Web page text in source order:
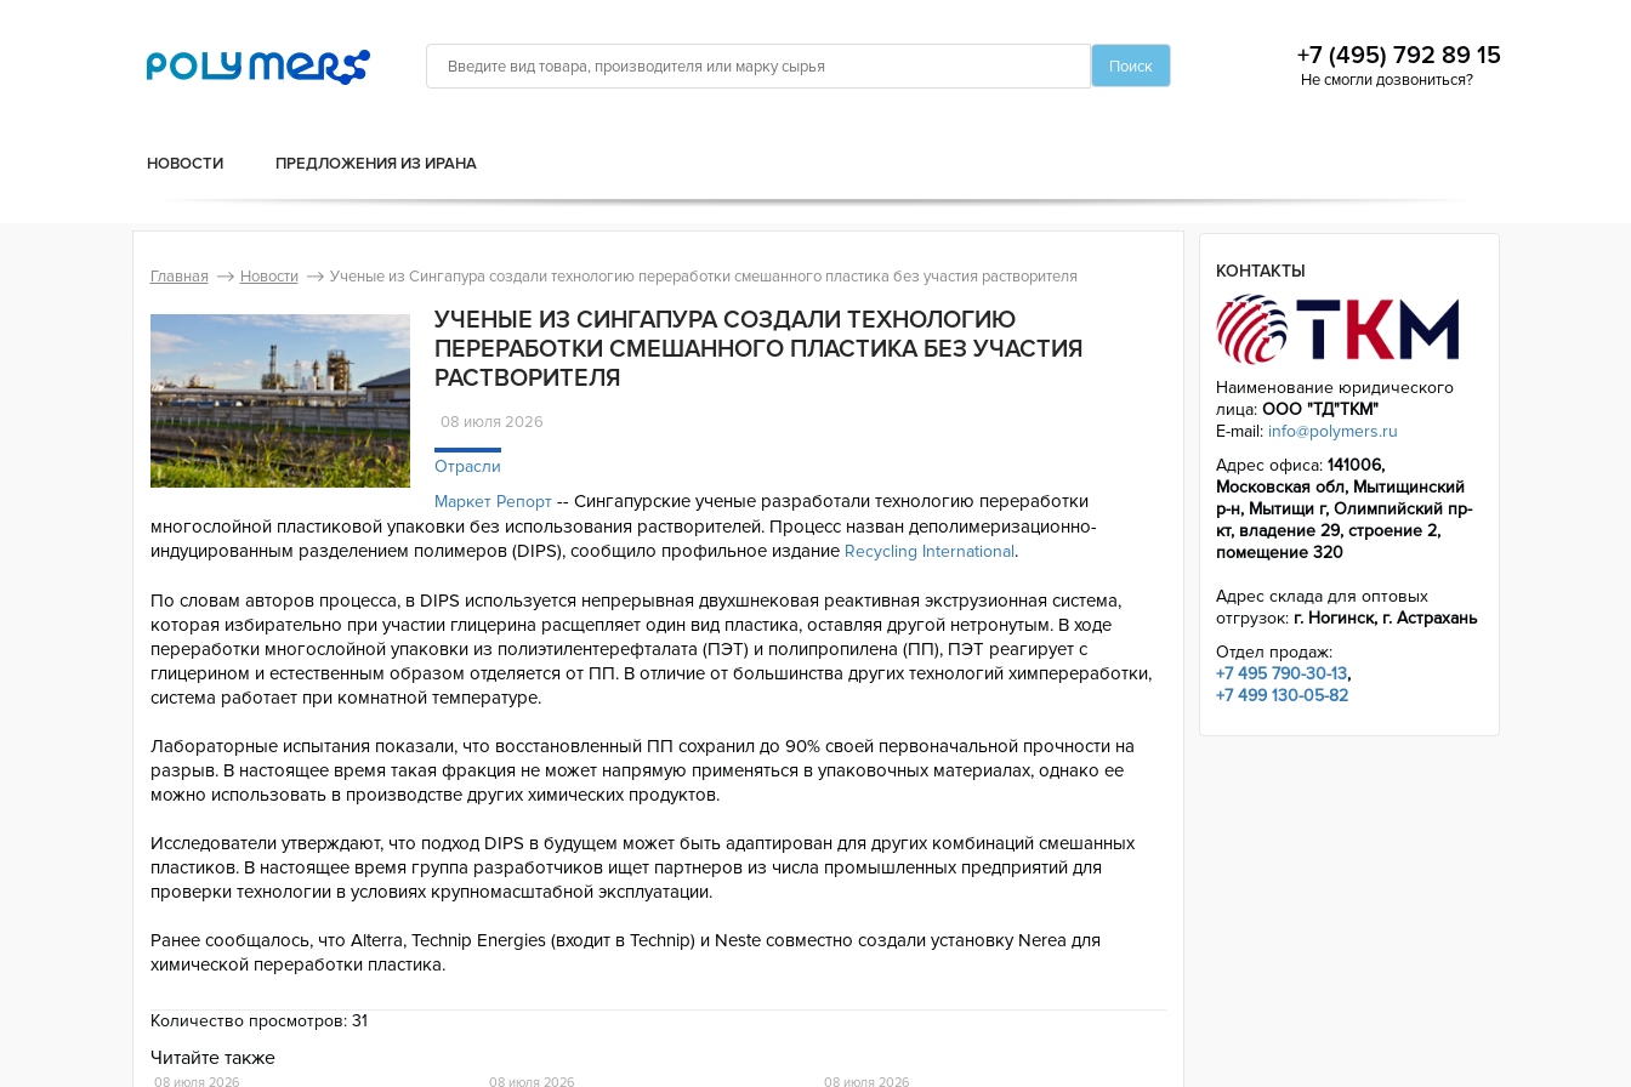
+7 (495) 792 89 15
Не смогли дозвониться?
НОВОСТИ ПРЕДЛОЖЕНИЯ ИЗ ИРАНА
Главная Новости Ученые из Сингапура создали технологию переработки смешанного пластика без участия растворителя
УЧЕНЫЕ ИЗ СИНГАПУРА СОЗДАЛИ ТЕХНОЛОГИЮ
ПЕРЕРАБОТКИ СМЕШАННОГО ПЛАСТИКА БЕЗ УЧАСТИЯ
РАСТВОРИТЕЛЯ
08 июля 2026
Отрасли
Маркет Репорт-- Сингапурские ученые разработали технологию переработки
многослойной пластиковой упаковки без использования растворителей. Процесс назван деполимеризационно-
индуцированным разделением полимеров (DIPS), сообщило профильное издание Recycling International.
По словам авторов процесса, в DIPS используется непрерывная двухшнековая реактивная экструзионная система,
которая избирательно при участии глицерина расщепляет один вид пластика, оставляя другой нетронутым. В ходе
переработки многослойной упаковки из полиэтилентерефталата (ПЭТ) и полипропилена (ПП), ПЭТ реагирует с
глицерином и естественным образом отделяется от ПП. В отличие от большинства других технологий химпереработки,
система работает при комнатной температуре.
Лабораторные испытания показали, что восстановленный ПП сохранил до 90% своей первоначальной прочности на
разрыв. В настоящее время такая фракция не может напрямую применяться в упаковочных материалах, однако ее
можно использовать в производстве других химических продуктов.
Исследователи утверждают, что подход DIPS в будущем может быть адаптирован для других комбинаций смешанных
пластиков. В настоящее время группа разработчиков ищет партнеров из числа промышленных предприятий для
проверки технологии в условиях крупномасштабной эксплуатации.
Ранее сообщалось, что Alterra, Technip Energies (входит в Technip) и Neste совместно создали установку Nerea для
химической переработки пластика.
Количество просмотров: 31
Читайте также
08 июля 2026 08 июля 2026 08 июля 2026
КОНТАКТЫ
Наименование юридического
лица: ООО "ТД"ТКМ"
E-mail: info@polymers.ru
Адрес офиса: 141006,
Московская обл, Мытищинский
р-н, Мытищи г, Олимпийский пр-
кт, владение 29, строение 2,
помещение 320
Адрес склада для оптовых
отгрузок: г. Ногинск, г. Астрахань
Отдел продаж:
+7 495 790-30-13,
+7 499 130-05-82